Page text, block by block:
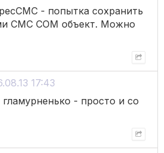
- попытка сохранить
СМС COM объект. Можно
17:43
гламурненько - просто и со